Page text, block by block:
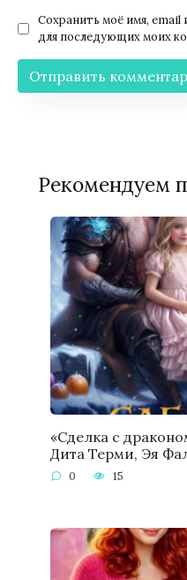
Сохранить моё имя, email
для последующих моих
Рекомендуем
«Сделка с
Дита Терми, Эя
0 15